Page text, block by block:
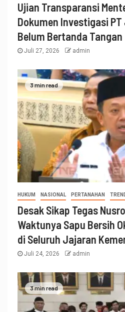
Ujian Transparansi
Dokumen Investigasi
Belum Bertanda Tangan
Juli 27, 2026 admin
3 min read
HUKUM NASIONAL PERTANAHAN
Desak Sikap Tegas
Waktunya Sapu Bersih
di Seluruh Jajaran
Juli 24, 2026 admin
3 min read